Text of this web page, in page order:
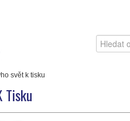
svět k tisku
Tisku